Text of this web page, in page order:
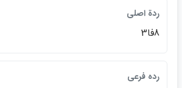
ردة اصلي
8فا3
رده فرعي